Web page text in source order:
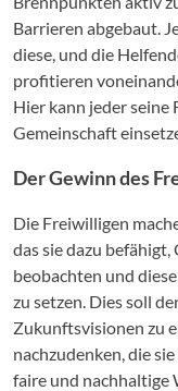
Barrieren abgebaut.
diese, und die
profitieren
Hier kann jeder seine
Gemeinschaft
Der Gewinn des
Die Freiwilligen
das sie dazu
beobachten und
zu setzen. Dies soll
Zukunftsvisionen zu
nachzudenken, die
faire und nachhaltige